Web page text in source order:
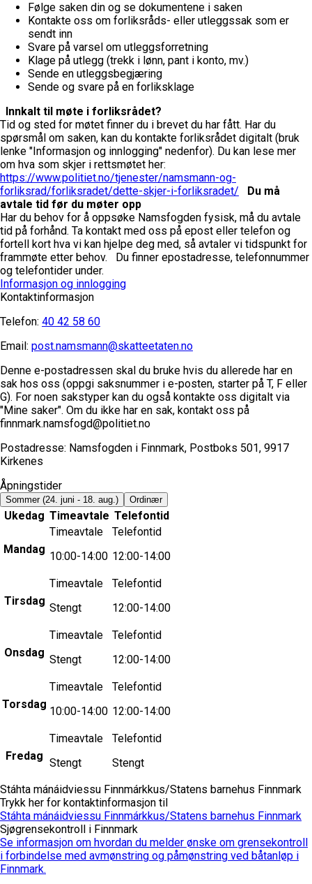
Følge saken din og se dokumentene i saken
Kontakte oss om forliksråds- eller utleggssak som er
sendt inn
Svare på varsel om utleggsforretning
Klage på utlegg (trekk i lønn, pant i konto, mv.)
Sende en utleggsbegjæring
Sende og svare på en forliksklage
Innkalt til møte i forliksrådet?
Tid og sted for møtet finner du i brevet du har fått. Har du
spørsmål om saken, kan du kontakte forliksrådet digitalt (bruk
lenke "Informasjon og innlogging" nedenfor). Du kan lese mer
om hva som skjer i rettsmøtet her:
https://www.politiet.no/tjenester/namsmann-og-
forliksrad/forliksradet/dette-skjer-i-forliksradet/
Du må
avtale tid før du møter opp
Har du behov for å oppsøke Namsfogden fysisk, må du avtale
tid på forhånd. Ta kontakt med oss på epost eller telefon og
fortell kort hva vi kan hjelpe deg med, så avtaler vi tidspunkt for
frammøte etter behov.
Du finner epostadresse, telefonnummer
og telefontider under.
Informasjon og innlogging
Kontaktinformasjon
Telefon: 40 42 58 60
Email: post.namsmann@skatteetaten.no
Denne e-postadressen skal du bruke hvis du allerede har en
sak hos oss (oppgi saksnummer i e-posten, starter på T, F eller
G). For noen sakstyper kan du også kontakte oss digitalt via
"Mine saker". Om du ikke har en sak, kontakt oss på
finnmark.namsfogd@politiet.no
Postadresse: Namsfogden i Finnmark, Postboks 501, 9917
Kirkenes
Åpningstider
Sommer (24. juni - 18. aug.) Ordinær
Ukedag Timeavtale Telefontid
Mandag
Timeavtale
10:00-14:00
Telefontid
12:00-14:00
Tirsdag
Timeavtale
Stengt
Telefontid
12:00-14:00
Onsdag
Timeavtale
Stengt
Telefontid
12:00-14:00
Torsdag
Timeavtale
10:00-14:00
Telefontid
12:00-14:00
Fredag
Timeavtale
Stengt
Telefontid
Stengt
Stáhta mánáidviessu Finnmárkkus/Statens barnehus Finnmark
Trykk her for kontaktinformasjon til
Stáhta mánáidviessu Finnmárkkus/Statens barnehus Finnmark
Sjøgrensekontroll i Finnmark
Se informasjon om hvordan du melder ønske om grensekontroll
i forbindelse med avmønstring og påmønstring ved båtanløp i
Finnmark.